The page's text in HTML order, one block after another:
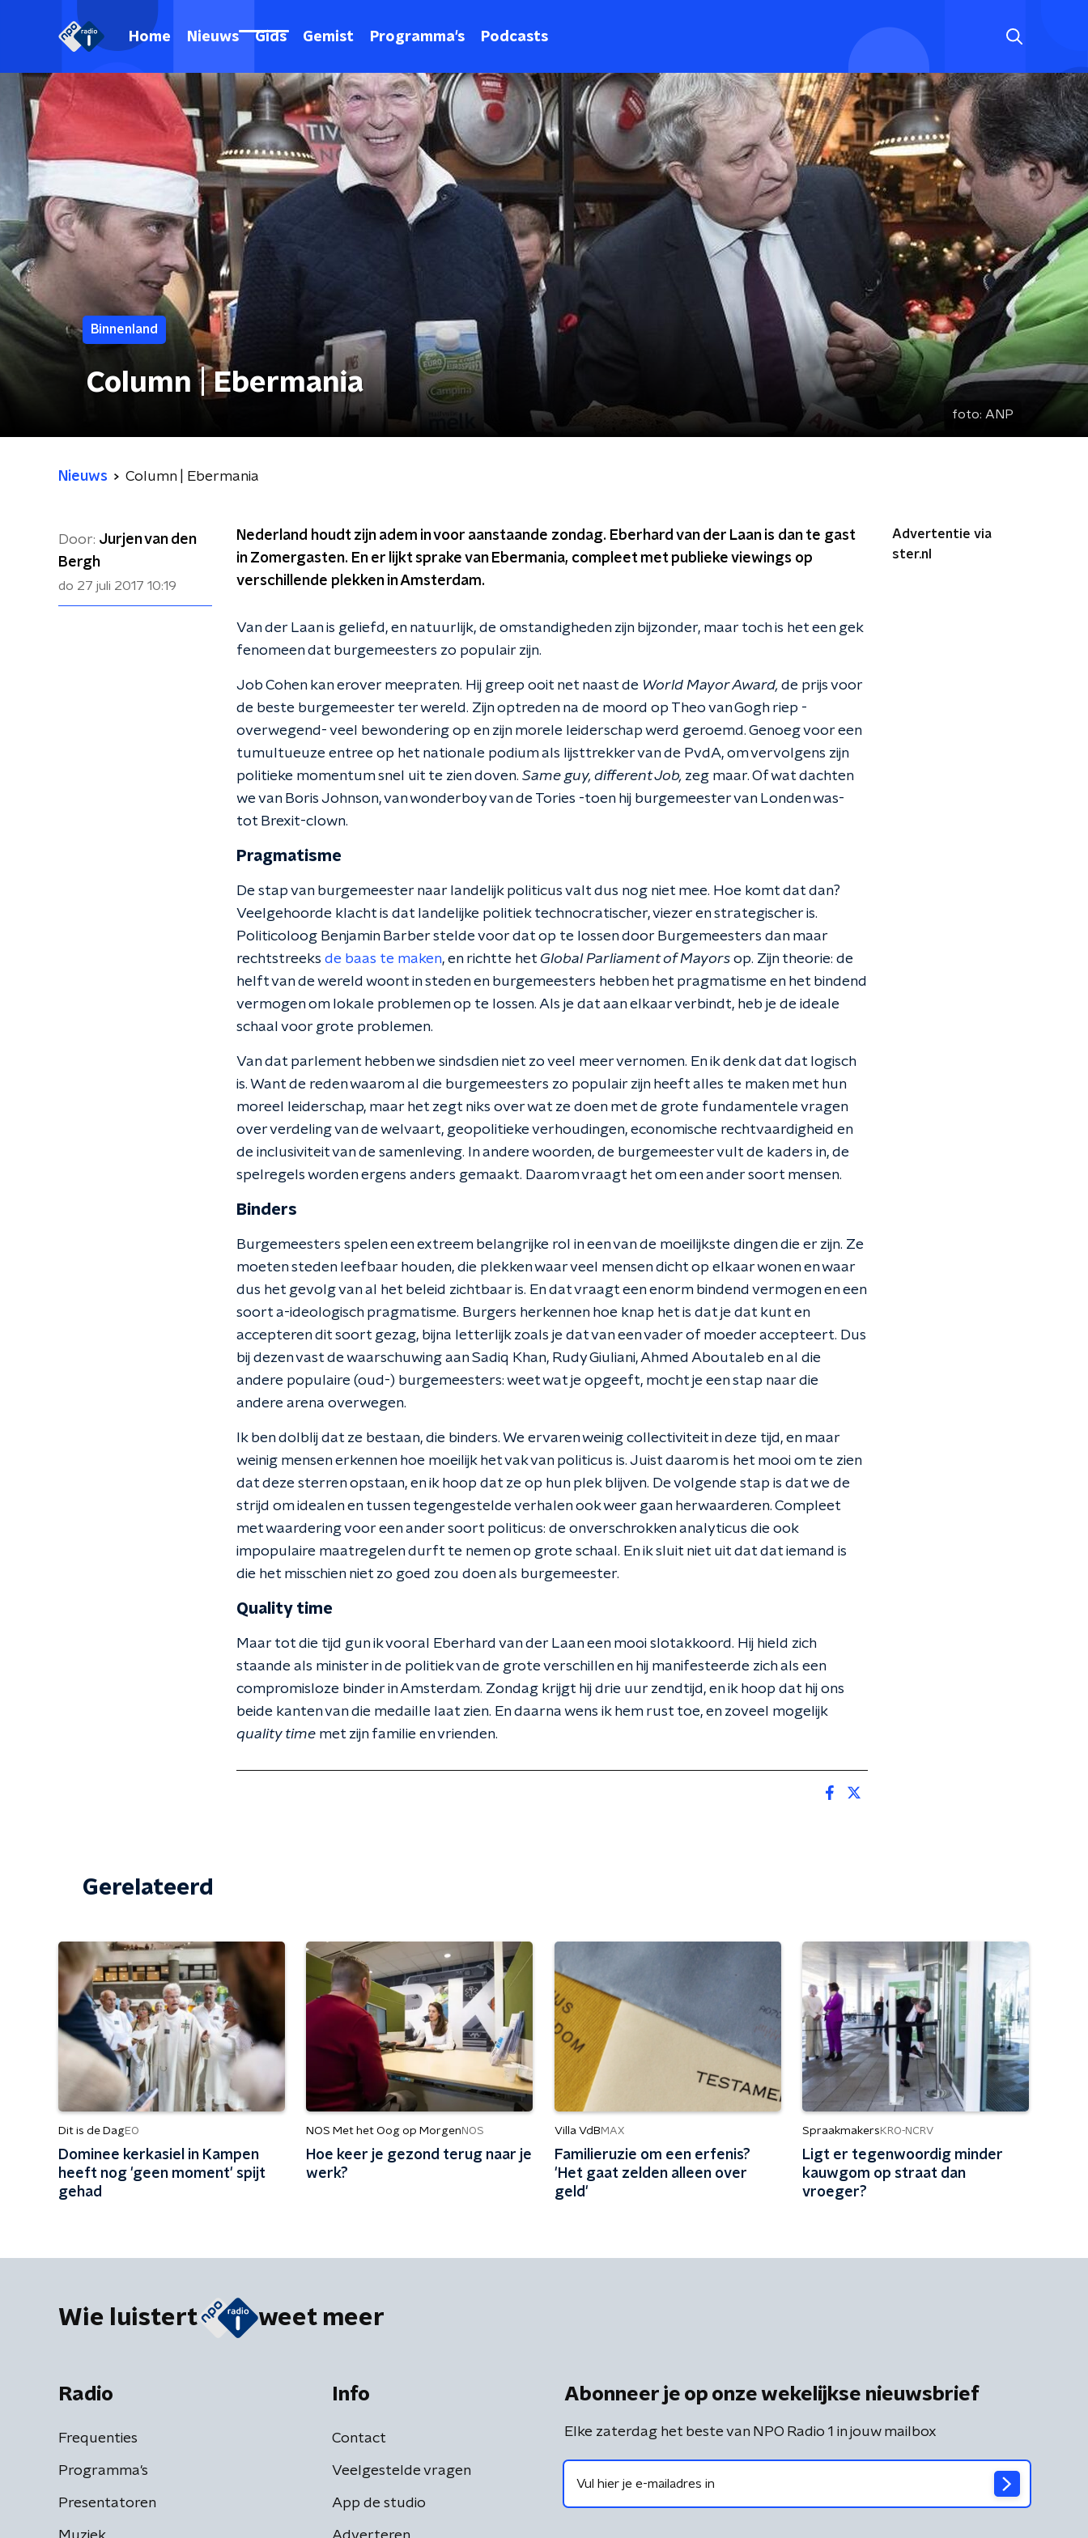
Home Nieuws Gids Gemist Programma's Podcasts
Binnenland
Column | Ebermania
foto: ANP
Nieuws Column | Ebermania
Door: Jurjen van den
Bergh
do 27 juli 2017 10:19
Nederland houdt zijn adem in voor aanstaande zondag. Eberhard van der Laan is dan te gast
in Zomergasten. En er lijkt sprake van Ebermania, compleet met publieke viewings op
verschillende plekken in Amsterdam.
Van der Laan is geliefd, en natuurlijk, de omstandigheden zijn bijzonder, maar toch is het een gek
fenomeen dat burgemeesters zo populair zijn.
Job Cohen kan erover meepraten. Hij greep ooit net naast de World Mayor Award, de prijs voor
de beste burgemeester ter wereld. Zijn optreden na de moord op Theo van Gogh riep -
overwegend- veel bewondering op en zijn morele leiderschap werd geroemd. Genoeg voor een
tumultueuze entree op het nationale podium als lijsttrekker van de PvdA, om vervolgens zijn
politieke momentum snel uit te zien doven. Same guy, different Job, zeg maar. Of wat dachten
we van Boris Johnson, van wonderboy van de Tories -toen hij burgemeester van Londen was-
tot Brexit-clown.
Pragmatisme
De stap van burgemeester naar landelijk politicus valt dus nog niet mee. Hoe komt dat dan?
Veelgehoorde klacht is dat landelijke politiek technocratischer, viezer en strategischer is.
Politicoloog Benjamin Barber stelde voor dat op te lossen door Burgemeesters dan maar
rechtstreeks de baas te maken, en richtte het Global Parliament of Mayors op. Zijn theorie: de
helft van de wereld woont in steden en burgemeesters hebben het pragmatisme en het bindend
vermogen om lokale problemen op te lossen. Als je dat aan elkaar verbindt, heb je de ideale
schaal voor grote problemen.
Van dat parlement hebben we sindsdien niet zo veel meer vernomen. En ik denk dat dat logisch
is. Want de reden waarom al die burgemeesters zo populair zijn heeft alles te maken met hun
moreel leiderschap, maar het zegt niks over wat ze doen met de grote fundamentele vragen
over verdeling van de welvaart, geopolitieke verhoudingen, economische rechtvaardigheid en
de inclusiviteit van de samenleving. In andere woorden, de burgemeester vult de kaders in, de
spelregels worden ergens anders gemaakt. Daarom vraagt het om een ander soort mensen.
Binders
Burgemeesters spelen een extreem belangrijke rol in een van de moeilijkste dingen die er zijn. Ze
moeten steden leefbaar houden, die plekken waar veel mensen dicht op elkaar wonen enwaar
dus het gevolg van al het beleid zichtbaar is. En dat vraagt een enorm bindend vermogen en een
soort a-ideologisch pragmatisme. Burgers herkennen hoe knap het is dat je dat kunt en
accepteren dit soort gezag, bijna letterlijk zoals je dat van een vader of moeder accepteert. Dus
bij dezen vast de waarschuwing aan Sadiq Khan, Rudy Giuliani, Ahmed Aboutaleb en al die
andere populaire (oud-) burgemeesters: weet wat je opgeeft, mocht je een stap naar die
andere arena overwegen.
Ik ben dolblij dat ze bestaan, die binders. We ervaren weinig collectiviteit in deze tijd, en maar
weinig mensen erkennen hoe moeilijk het vak van politicus is. Juist daarom is het mooi om te zien
dat deze sterren opstaan, en ik hoop dat ze op hun plek blijven. De volgende stap is dat we de
strijd om idealen en tussen tegengestelde verhalen ook weer gaan herwaarderen. Compleet
met waardering voor een ander soort politicus: de onverschrokken analyticus die ook
impopulaire maatregelen durft te nemen op grote schaal. En ik sluit niet uit dat dat iemand is
die het misschien niet zo goed zou doen als burgemeester.
Quality time
Maar tot die tijd gun ik vooral Eberhard van der Laan een mooi slotakkoord. Hij hield zich
staande als minister in de politiek van de grote verschillen en hij manifesteerde zich als een
compromisloze binder in Amsterdam. Zondag krijgt hij drie uur zendtijd, en ik hoop dat hij ons
beide kanten van die medaille laat zien. En daarna wens ik hem rust toe, en zoveel mogelijk
quality time met zijn familie en vrienden.
Advertentie via
ster.nl
Gerelateerd
Dit is de DagEO
Dominee kerkasiel in Kampen
heeft nog 'geen moment' spijt
gehad
NOS Met het Oog op Morgen NOS
Hoe keer je gezond terug naar je
werk?
Villa VdB MAX
Familieruzie om een erfenis?
'Het gaat zelden alleen over
geld'
Spraakmakers KRO-NCRV
Ligt er tegenwoordig minder
kauwgom op straat dan
vroeger?
Wie luistert weet meer
Radio
Frequenties
Programma's
Presentatoren
Info
Contact
Veelgestelde vragen
App de studio
Abonneer je op onze wekelijkse nieuwsbrief
Elke zaterdag het beste van NPO Radio 1 in jouw mailbox